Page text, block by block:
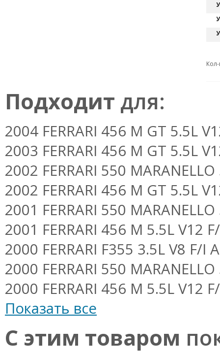
Подходит для:
2004 FERRARI 456 M GT 5.5L
2003 FERRARI 456 M GT 5.5L
2002 FERRARI 550
2002 FERRARI 456 M GT 5.5L
2001 FERRARI 550
2001 FERRARI 456 M 5.5L V12
2000 FERRARI F355 3.5L V8 F/I
2000 FERRARI 550
2000 FERRARI 456 M 5.5L V12
Показать все
С этим товаром